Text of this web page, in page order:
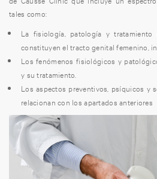
tales como:
La fisiología, patología y
constituyen el tracto genital femenino,
Los fenómenos fisiológicos y
y su tratamiento.
Los aspectos preventivos, psíquicos y
relacionan con los apartados anteriores